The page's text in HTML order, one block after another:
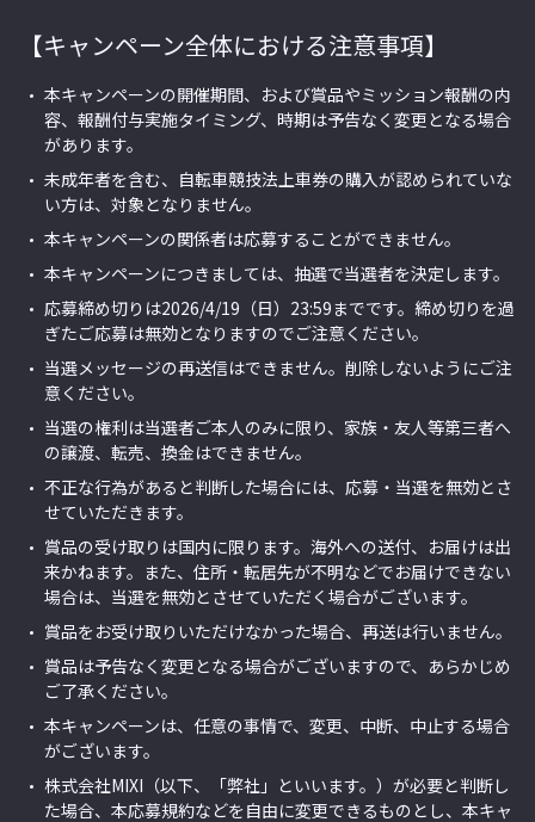
【キャンペーン全体における注意事項】
本キャンペーンの開催期間、および賞品やミッション報酬の内
容、報酬付与実施タイミング、時期は予告なく変更となる場合
があります。
未成年者を含む、自転車競技法上車券の購入が認められていな
い方は、対象となりません。
本キャンペーンの関係者は応募することができません。
本キャンペーンにつきましては、抽選で当選者を決定します。
応募締め切りは2026/4/19（日）23:59までです。締め切りを過
ぎたご応募は無効となりますのでご注意ください。
当選メッセージの再送信はできません。削除しないようにご注
意ください。
当選の権利は当選者ご本人のみに限り、家族・友人等第三者へ
の譲渡、転売、換金はできません。
不正な行為があると判断した場合には、応募・当選を無効とさ
せていただきます。
賞品の受け取りは国内に限ります。海外への送付、お届けは出
来かねます。また、住所・転居先が不明などでお届けできない
場合は、当選を無効とさせていただく場合がございます。
賞品をお受け取りいただけなかった場合、再送は行いません。
賞品は予告なく変更となる場合がございますので、あらかじめ
ご了承ください。
本キャンペーンは、任意の事情で、変更、中断、中止する場合
がございます。
株式会社MIXI（以下、「弊社」といいます。）が必要と判断し
た場合、本応募規約などを自由に変更できるものとし、本キャ